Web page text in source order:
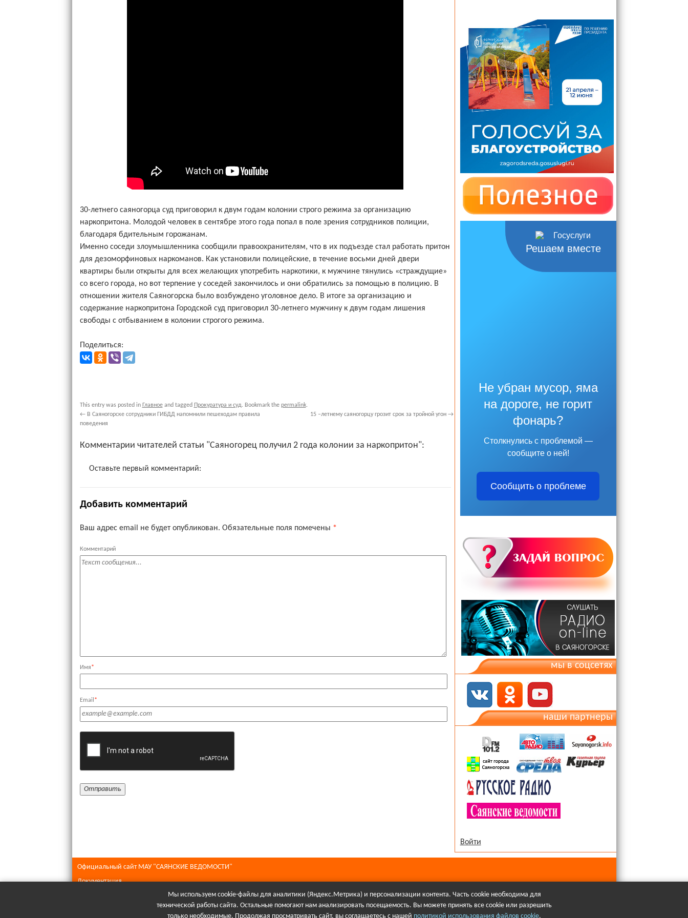
30-летнего саяногорца суд приговорил к двум годам колонии строго режима за организацию
наркопритона. Молодой человек в сентябре этого года попал в поле зрения сотрудников полиции,
благодаря бдительным горожанам.
Именно соседи злоумышленника сообщили правоохранителям, что в их подъезде стал работать притон
для дезоморфиновых наркоманов. Как установили полицейские, в течение восьми дней двери
квартиры были открыты для всех желающих употребить наркотики, к мужчине тянулись «страждущие»
со всего города, но вот терпение у соседей закончилось и они обратились за помощью в полицию. В
отношении жителя Саяногорска было возбуждено уголовное дело. В итоге за организацию и
содержание наркопритона Городской суд приговорил 30-летнего мужчину к двум годам лишения
свободы с отбыванием в колонии строгого режима.
Поделиться:
This entry was posted in Главноеand tagged Прокуратура и суд. Bookmark the permalink.
←В Саяногорске сотрудники ГИБДД напомнили пешеходам правила
поведения
15 –летнему саяногорцу грозит срок за тройной угон →
Комментарии читателей статьи "Саяногорец получил 2 года колонии за наркопритон":
Оставьте первый комментарий:
Добавить комментарий
Ваш адрес email не будет опубликован. Обязательные поля помечены *
Комментарий
Имя*
Email *
Решаем вместе
Не убран мусор, яма
на дороге, не горит
фонарь?
Столкнулись с проблемой —
сообщите о ней!
Сообщить о проблеме
мы в соцсетях
наши партнеры
Войти
Официальный сайт МАУ "САЯНСКИЕ ВЕДОМОСТИ"
Документация
При полном или частичном использовании материалов в Интернете гиперссылка на сайт Первое городского телевидения обязательна.
Мы используем cookie-файлы для аналитики (Яндекс.Метрика) и персонализации контента. Часть cookie необходима для
технической работы сайта. Остальные помогают нам анализировать посещаемость. Вы можете принять все cookie или разрешить
только необходимые. Продолжая просматривать сайт, вы соглашаетесь с нашей политикой использования файлов cookie.